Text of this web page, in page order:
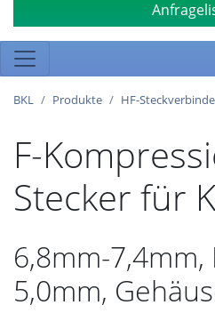
BKL Produkte HF-
F-
Stecker für
6,8mm-7,4mm,
5,0mm,